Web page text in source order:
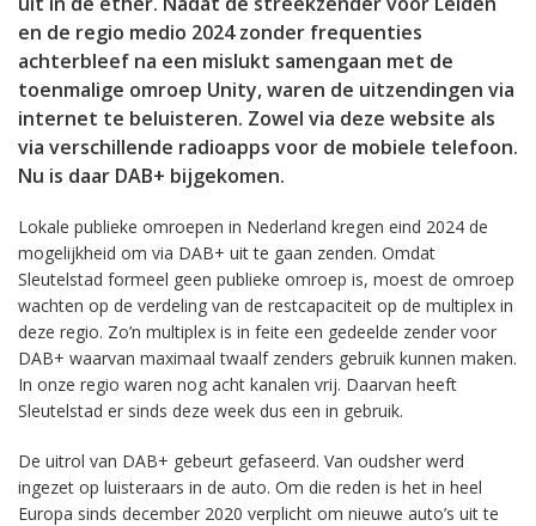
en de regio medio 2024 zonder frequenties
achterbleef na een mislukt samengaan met de
toenmalige omroep Unity, waren de uitzendingen via
internet te beluisteren. Zowel via deze website als
via verschillende radioapps voor de mobiele telefoon.
Nu is daar DAB+ bijgekomen.
Lokale publieke omroepen in Nederland kregen eind 2024 de
mogelijkheid om via DAB+ uit te gaan zenden. Omdat
Sleutelstad formeel geen publieke omroep is, moest de omroep
wachten op de verdeling van de restcapaciteit op de multiplex in
deze regio. Zo’n multiplex is in feite een gedeelde zender voor
DAB+ waarvan maximaal twaalf zenders gebruik kunnen maken.
In onze regio waren nog acht kanalen vrij. Daarvan heeft
Sleutelstad er sinds deze week dus een in gebruik.
De uitrol van DAB+ gebeurt gefaseerd. Van oudsher werd
ingezet op luisteraars in de auto. Om die reden is het in heel
Europa sinds december 2020 verplicht om nieuwe auto’s uit te